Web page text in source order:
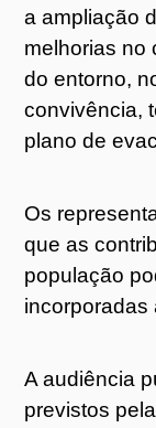
a ampliação
melhorias no
do entorno,
convivência,
plano de
Os
que as
população
incorporadas
A audiência
previstos